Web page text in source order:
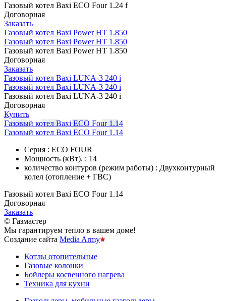
Газовый котел Baxi ECO Four 1.24 f
Договорная
Заказать
Газовый котел Baxi Power HT 1.850
Газовый котел Baxi Power HT 1.850
Газовый котел Baxi Power HT 1.850
Договорная
Заказать
Газовый котел Baxi LUNA-3 240 i
Газовый котел Baxi LUNA-3 240 i
Газовый котел Baxi LUNA-3 240 i
Договорная
Купить
Газовый котел Baxi ECO Four 1.14
Газовый котел Baxi ECO Four 1.14
Серия : ECO FOUR
Мощность (кВт). : 14
количество контуров (режим работы) : Двухконтурный
колел (отопление + ГВС)
Газовый котел Baxi ECO Four 1.14
Договорная
Заказать
© Газмастер
Мы гарантируем тепло в вашем доме!
Создание сайта Media Army
Котлы отопительные
Газовые колонки
Бойлеры косвенного нагрева
Техника для кухни